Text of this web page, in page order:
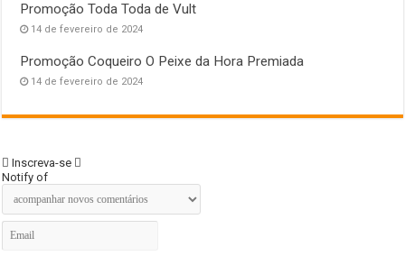
Promoção Toda Toda de Vult
14 de fevereiro de 2024
Promoção Coqueiro O Peixe da Hora Premiada
14 de fevereiro de 2024
Inscreva-se
Notify of